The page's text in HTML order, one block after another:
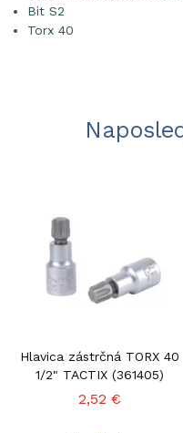
Bit S2
Torx 40
Hlavica zástrčná TORX 40
1/2" TACTIX (361405)
2,52 €